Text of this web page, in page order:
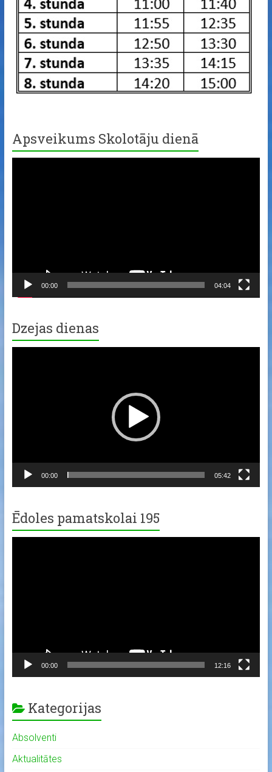
Apsveikums Skolotāju dienā
00:00 04:04
Dzejas dienas
00:00 05:42
Ēdoles pamatskolai 195
00:00 12:16
Kategorijas
Absolventi
Aktualitātes